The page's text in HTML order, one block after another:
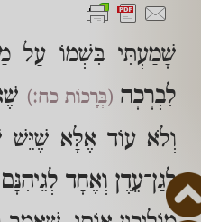
שָׁמַעְתִּי בִּשְׁמוֹ עַל
לִבְרָכָה (בְּרָכוֹת כח:)
וְלֹא עוֹד אֶלָּא שֶׁיֵּשׁ
לְגַן־עֵדֶן וְאֶחָד